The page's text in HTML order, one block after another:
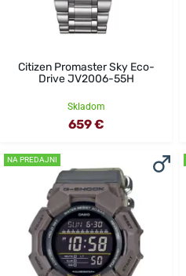
Citizen Promaster Sky Eco-
Drive JV2006-55H
Skladom
659 €
NA PREDAJNI